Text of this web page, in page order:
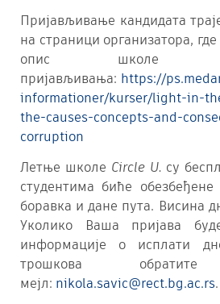
Пријављивање кандидата
на страници организатора,
опис школе
пријављивања: https://
informationer/kurser/light-in-
the-causes-concepts-and-
corruption
Летње школе Circle U. су
студентима биће
боравка и дане пута. Висина
Уколико Ваша пријава
информације о исплати
трошкова
мејл: nikola.savic@rect.bg.ac.rs.